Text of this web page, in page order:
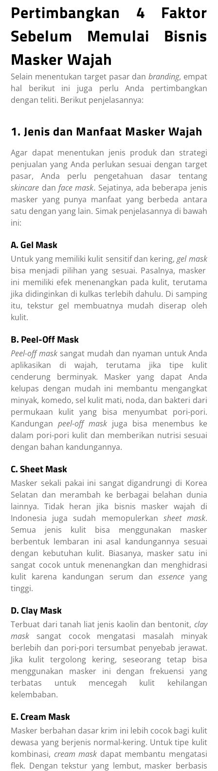
Pertimbangkan 4 Faktor
Sebelum Memulai Bisnis
Masker Wajah
Selain menentukan target pasar dan branding, empat
hal berikut ini juga perlu Anda pertimbangkan
dengan teliti. Berikut penjelasannya:
1. Jenis dan Manfaat Masker Wajah
Agar dapat menentukan jenis produk dan strategi
penjualan yang Anda perlukan sesuai dengan target
pasar, Anda perlu pengetahuan dasar tentang
skincare danface mask. Sejatinya, ada beberapa jenis
masker yang punya manfaat yang berbeda antara
satu dengan yang lain. Simak penjelasannya di bawah
ini:
A. Gel Mask
Untuk yang memiliki kulit sensitif dan kering,gel mask
bisa menjadi pilihan yang sesuai. Pasalnya, masker
ini memiliki efek menenangkan pada kulit, terutama
jika didinginkan di kulkas terlebih dahulu. Di samping
itu, tekstur gel membuatnya mudah diserap oleh
kulit.
B. Peel-Off Mask
Peel-off mask sangat mudah dan nyaman untuk Anda
aplikasikan di wajah, terutama jika tipe kulit
cenderung berminyak. Masker yang dapat Anda
kelupas dengan mudah ini membantu mengangkat
minyak, komedo, sel kulit mati, noda, dan bakteri dari
permukaan kulit yang bisa menyumbat pori-pori.
Kandunganpeel-off mask juga bisa menembus ke
dalam pori-pori kulit dan memberikan nutrisi sesuai
dengan bahan kandungannya.
C. Sheet Mask
Masker sekali pakai ini sangat digandrungi di Korea
Selatan dan merambah ke berbagai belahan dunia
lainnya. Tidak heran jika bisnis masker wajah di
Indonesia juga sudah memopulerkan sheet mask.
Semua jenis kulit bisa menggunakan masker
berbentuk lembaran ini asal kandungannya sesuai
dengan kebutuhan kulit. Biasanya, masker satu ini
sangat cocok untuk menenangkan dan menghidrasi
kulit karena kandungan serum dan essenceyang
tinggi.
D. Clay Mask
Terbuat dari tanah liat jenis kaolin dan bentonit, clay
mask sangat cocok mengatasi masalah minyak
berlebih dan pori-pori tersumbat penyebab jerawat.
Jika kulit tergolong kering, seseorang tetap bisa
menggunakan masker ini dengan frekuensi yang
terbatas untuk mencegah kulit kehilangan
kelembaban.
E. Cream Mask
Masker berbahan dasar krim ini lebih cocok bagi kulit
dewasa yang berjenis normal-kering. Untuk tipe kulit
kombinasi, cream mask dapat membantu mengatasi
flek. Dengan tekstur yang lembut, masker berbasis